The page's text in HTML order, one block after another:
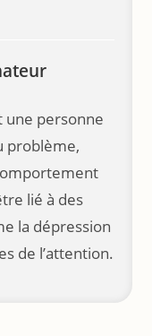
personne
problème,
lié à des
la dépression
de l’attention.